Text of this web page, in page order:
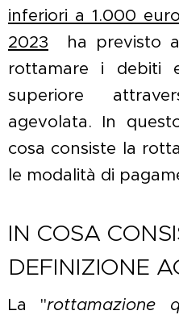
inferiori a 1.000 euro
2023 ha previsto
rottamare i debiti
superiore
agevolata. In
cosa consiste la
le modalità di
IN COSA
DEFINIZIONE
La "rottamazione